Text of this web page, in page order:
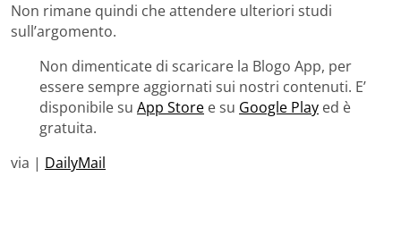
Non rimane quindi che attendere ulteriori studi
sull’argomento.
Non dimenticate di scaricare la Blogo App, per
essere sempre aggiornati sui nostri contenuti. E’
disponibile su App Store e su Google Play ed è
gratuita.
via | DailyMail